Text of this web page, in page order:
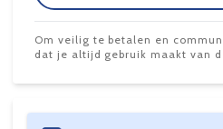
Om veilig te betalen en
dat je altijd gebruik maakt van